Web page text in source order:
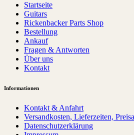
Startseite
Guitars
Rickenbacker Parts Shop
Bestellung
Ankauf
Fragen & Antworten
Über uns
Kontakt
Informationen
Kontakt & Anfahrt
Versandkosten, Lieferzeiten,
Datenschutzerklärung